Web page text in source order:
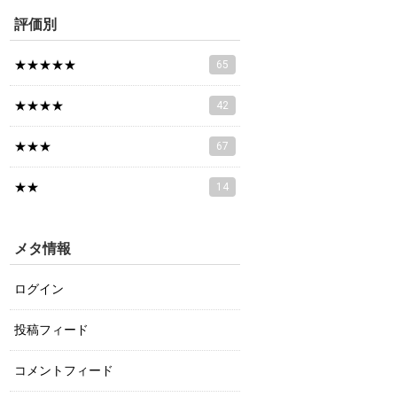
評価別
★★★★★ 65
★★★★ 42
★★★ 67
★★ 14
メタ情報
ログイン
投稿フィード
コメントフィード